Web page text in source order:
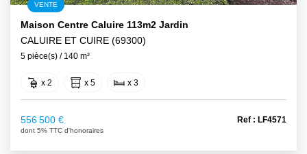
VENTE
Maison Centre Caluire 113m2 Jardin
CALUIRE ET CUIRE (69300)
5 pièce(s) / 140 m²
x 2 x 5 x 3
556 500 €
dont 5% TTC d'honoraires
Ref : LF4571